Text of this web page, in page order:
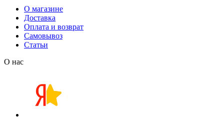
О магазине
Доставка
Оплата и возврат
Самовывоз
Статьи
О нас